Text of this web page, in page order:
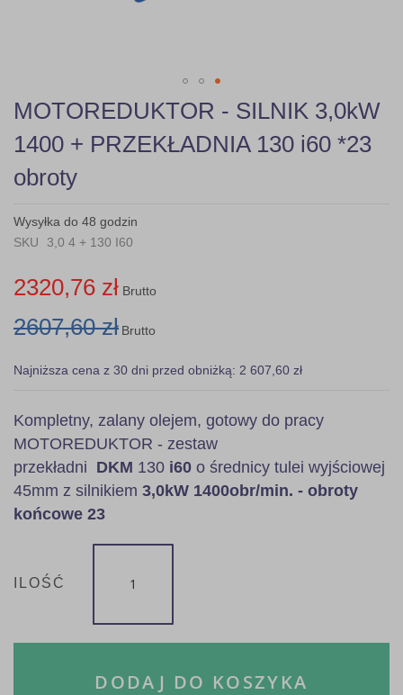
Skip
to
the
beginning
of
the
gallery
MOTOREDUKTOR - SILNIK 3,0kW
1400 + PRZEKŁADNIA 130 i60 *23
obroty
Wysyłka do 48 godzin
SKU
3,0 4 + 130 I60
2320,76 zł Brutto
2607,60 zł Brutto
Najniższa cena z 30 dni przed obniżką: 2 607,60 zł
Kompletny, zalany olejem, gotowy do pracy
MOTOREDUKTOR - zestaw
przekładni DKM 130 i60 o średnicy tulei wyjściowej
45mm z silnikiem 3,0kW 1400obr/min. - obroty
końcowe 23
ILOŚĆ
DODAJ DO KOSZYKA